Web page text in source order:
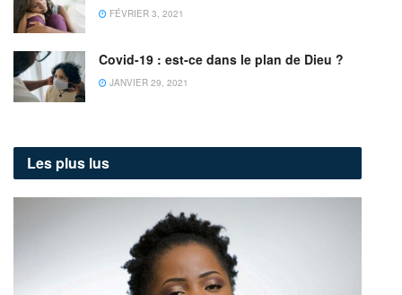
FÉVRIER 3, 2021
Covid-19 : est-ce dans le plan de Dieu ?
JANVIER 29, 2021
Les plus lus